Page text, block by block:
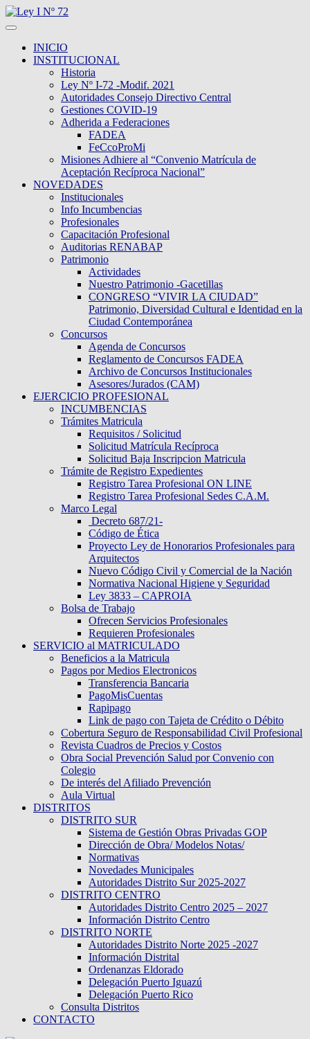
INICIO
INSTITUCIONAL
Historia
Ley Nº I-72 -Modif. 2021
Autoridades Consejo Directivo Central
Gestiones COVID-19
Adherida a Federaciones
FADEA
FeCcoProMi
Misiones Adhiere al “Convenio Matrícula de
Aceptación Recíproca Nacional”
NOVEDADES
Institucionales
Info Incumbencias
Profesionales
Capacitación Profesional
Auditorias RENABAP
Patrimonio
Actividades
Nuestro Patrimonio -Gacetillas
CONGRESO “VIVIR LA CIUDAD”
Patrimonio, Diversidad Cultural e Identidad en la
Ciudad Contemporánea
Concursos
Agenda de Concursos
Reglamento de Concursos FADEA
Archivo de Concursos Institucionales
Asesores/Jurados (CAM)
EJERCICIO PROFESIONAL
INCUMBENCIAS
Trámites Matricula
Requisitos / Solicitud
Solicitud Matrícula Recíproca
Solicitud Baja Inscripcion Matricula
Trámite de Registro Expedientes
Registro Tarea Profesional ON LINE
Registro Tarea Profesional Sedes C.A.M.
Marco Legal
Decreto 687/21-
Código de Ética
Proyecto Ley de Honorarios Profesionales para
Arquitectos
Nuevo Código Civil y Comercial de la Nación
Normativa Nacional Higiene y Seguridad
Ley 3833 – CAPROIA
Bolsa de Trabajo
Ofrecen Servicios Profesionales
Requieren Profesionales
SERVICIO al MATRICULADO
Beneficios a la Matricula
Pagos por Medios Electronicos
Transferencia Bancaria
PagoMisCuentas
Rapipago
Link de pago con Tajeta de Crédito o Débito
Cobertura Seguro de Responsabilidad Civil Profesional
Revista Cuadros de Precios y Costos
Obra Social Prevención Salud por Convenio con
Colegio
De interés del Afiliado Prevención
Aula Virtual
DISTRITOS
DISTRITO SUR
Sistema de Gestión Obras Privadas GOP
Dirección de Obra/ Modelos Notas/
Normativas
Novedades Municipales
Autoridades Distrito Sur 2025-2027
DISTRITO CENTRO
Autoridades Distrito Centro 2025 – 2027
Información Distrito Centro
DISTRITO NORTE
Autoridades Distrito Norte 2025 -2027
Información Distrital
Ordenanzas Eldorado
Delegación Puerto Iguazú
Delegación Puerto Rico
Consulta Distritos
CONTACTO